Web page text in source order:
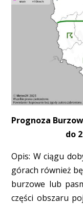
Prognoza
do
Opis: W ciągu
górach również
burzowe lub
części obszaru